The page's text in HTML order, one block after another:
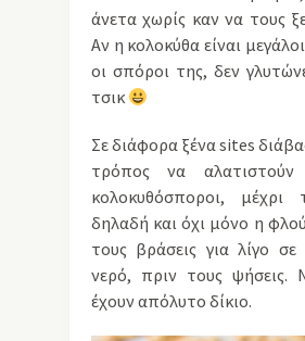
άνετα χωρίς καν να τους
Αν η κολοκύθα είναι
οι σπόροι της, δεν
τσικ
Σε διάφορα ξένα sites
τρόπος να
κολοκυθόσποροι,
δηλαδή και όχι μόνο η
τους βράσεις για λίγο σε
νερό, πριν τους ψήσεις.
έχουν απόλυτο δίκιο.